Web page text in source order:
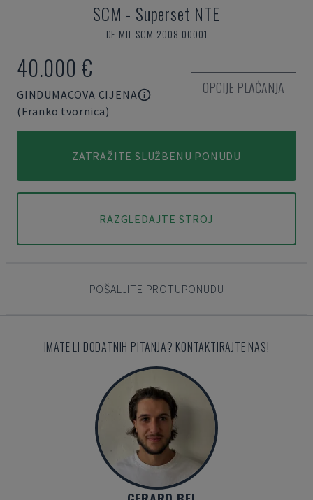
SCM - Superset NTE
DE-MIL-SCM-2008-00001
40.000 €
GINDUMACOVA CIJENA
(Franko tvornica)
OPCIJE PLAĆANJA
ZATRAŽITE SLUŽBENU PONUDU
RAZGLEDAJTE STROJ
POŠALJITE PROTUPONUDU
IMATE LI DODATNIH PITANJA? KONTAKTIRAJTE NAS!